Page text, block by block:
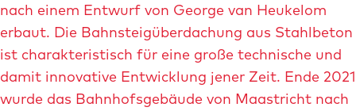
nach einem Entwurf von George van Heukelom
erbaut. Die Bahnsteigüberdachung aus Stahlbeton
ist charakteristisch für eine große technische und
damit innovative Entwicklung jener Zeit. Ende 2021
wurde das Bahnhofsgebäude von Maastricht nach